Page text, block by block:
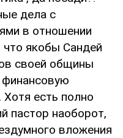
дела с
в отношении
якобы Сандей
своей общины
финансовую
Хотя есть полно
пастор наоборот,
вложения